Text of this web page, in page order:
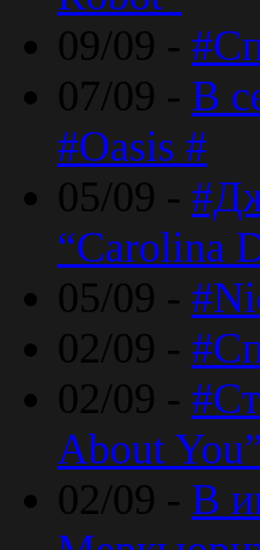
09/09 -
07/09 - В
#Oasis #
05/09 -
“Carolina
05/09 -
02/09 -
02/09 -
About
02/09 - В